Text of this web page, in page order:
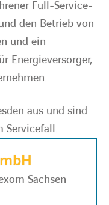
Full-Service-
den Betrieb von
und ein
Energieversorger,
aus und sind
Servicefall.
Sachsen